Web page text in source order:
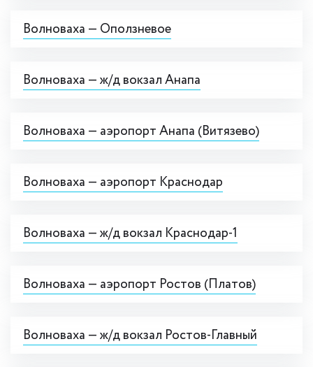
Волноваха — Оползневое
Волноваха — ж/д вокзал Анапа
Волноваха — аэропорт Анапа (Витязево)
Волноваха — аэропорт Краснодар
Волноваха — ж/д вокзал Краснодар-1
Волноваха — аэропорт Ростов (Платов)
Волноваха — ж/д вокзал Ростов-Главный